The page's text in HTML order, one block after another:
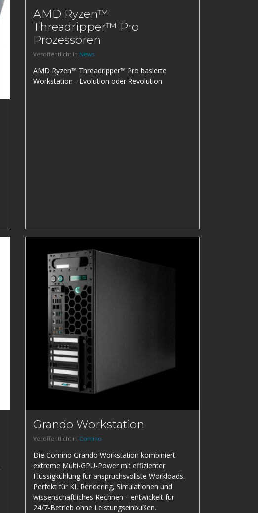
AMD Ryzen™
Threadripper™ Pro
Prozessoren
Veröffentlicht in News
AMD Ryzen™ Threadripper™ Pro basierte
Workstation - Evolution oder Revolution
Grando Workstation
Veröffentlicht in Comino
Die Comino Grando Workstation kombiniert
extreme Multi-GPU-Power mit effizienter
Flüssigkühlung für anspruchsvollste Workloads.
Perfekt für KI, Rendering, Simulationen und
wissenschaftliches Rechnen – entwickelt für
24/7-Betrieb ohne Leistungseinbußen.